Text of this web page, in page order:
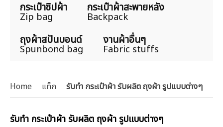
กระเป๋าซิปผ้า
Zip bag
กระเป๋าผ้าสะพายหลัง
Backpack
ถุงผ้าสปันบอนด์
Spunbond bag
งานผ้าอื่นๆ
Fabric stuffs
Home แท็ก รับทำ กระเป๋าผ้า รับผลิต ถุงผ้า รูปแบบต่างๆ
รับทำ กระเป๋าผ้า รับผลิต ถุงผ้า รูปแบบต่างๆ